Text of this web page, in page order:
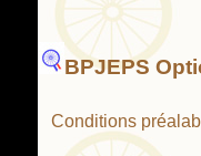
BPJEPS
Conditions